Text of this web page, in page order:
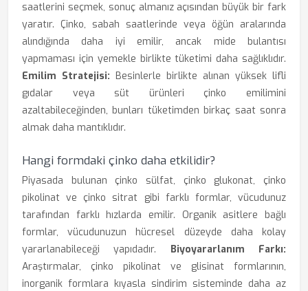
saatlerini seçmek, sonuç almanız açısından büyük bir fark
yaratır. Çinko, sabah saatlerinde veya öğün aralarında
alındığında daha iyi emilir, ancak mide bulantısı
yapmaması için yemekle birlikte tüketimi daha sağlıklıdır.
Emilim Stratejisi: Besinlerle birlikte alınan yüksek lifli
gıdalar veya süt ürünleri çinko emilimini
azaltabileceğinden, bunları tüketimden birkaç saat sonra
almak daha mantıklıdır.
Hangi formdaki çinko daha etkilidir?
Piyasada bulunan çinko sülfat, çinko glukonat, çinko
pikolinat ve çinko sitrat gibi farklı formlar, vücudunuz
tarafından farklı hızlarda emilir. Organik asitlere bağlı
formlar, vücudunuzun hücresel düzeyde daha kolay
yararlanabileceği yapıdadır. Biyoyararlanım Farkı:
Araştırmalar, çinko pikolinat ve glisinat formlarının,
inorganik formlara kıyasla sindirim sisteminde daha az